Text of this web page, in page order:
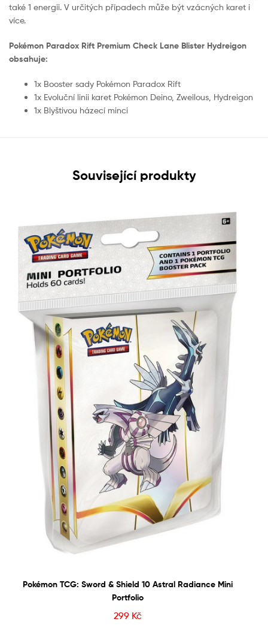
také 1 energii. V určitých případech může být vzácných karet i
více.
Pokémon Paradox Rift Premium Check Lane Blister Hydreigon
obsahuje:
1x Booster sady Pokémon Paradox Rift
1x Evoluční linii karet Pokémon Deino, Zweilous, Hydreigon
1x Blyštivou házecí minci
Související produkty
Pokémon TCG: Sword & Shield 10 Astral Radiance Mini
Portfolio
299 Kč